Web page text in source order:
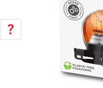
POMOĆ PRI KUPOVINI
Za više informacija,
porudžbine